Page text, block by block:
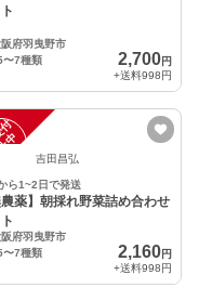
府羽曳野市
〜7種類
2,700円
+送料998円
吉田昌弘
ら1~2日で発送
農薬】朝採れ野菜詰め合わせ
府羽曳野市
〜7種類
2,160円
+送料998円